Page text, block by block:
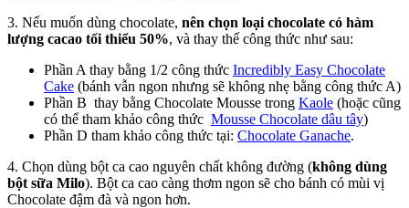
3. Nếu muốn dùng chocolate, nên chọn loại chocolate có hàm
lượng cacao tối thiểu 50%, và thay thế công thức như sau:
Phần A thay bằng 1/2 công thức Incredibly Easy Chocolate
Cake (bánh vẫn ngon nhưng sẽ không nhẹ bằng công thức A)
Phần B thay bằng Chocolate Mousse trong Kaole (hoặc cũng
có thể tham khảo công thức Mousse Chocolate dâu tây)
Phần D tham khảo công thức tại: Chocolate Ganache.
4. Chọn dùng bột ca cao nguyên chất không đường (không dùng
bột sữa Milo). Bột ca cao càng thơm ngon sẽ cho bánh có mùi vị
Chocolate đậm đà và ngon hơn.